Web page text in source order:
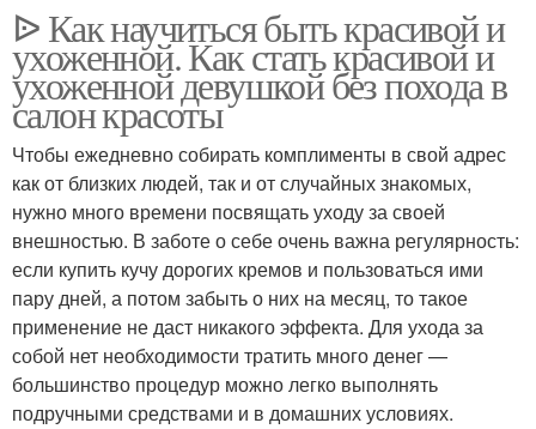
ᐉ Как научиться быть красивой и
ухоженной. Как стать красивой и
ухоженной девушкой без похода в
салон красоты
Чтобы ежедневно собирать комплименты в свой адрес
как от близких людей, так и от случайных знакомых,
нужно много времени посвящать уходу за своей
внешностью. В заботе о себе очень важна регулярность:
если купить кучу дорогих кремов и пользоваться ими
пару дней, а потом забыть о них на месяц, то такое
применение не даст никакого эффекта. Для ухода за
собой нет необходимости тратить много денег —
большинство процедур можно легко выполнять
подручными средствами и в домашних условиях.